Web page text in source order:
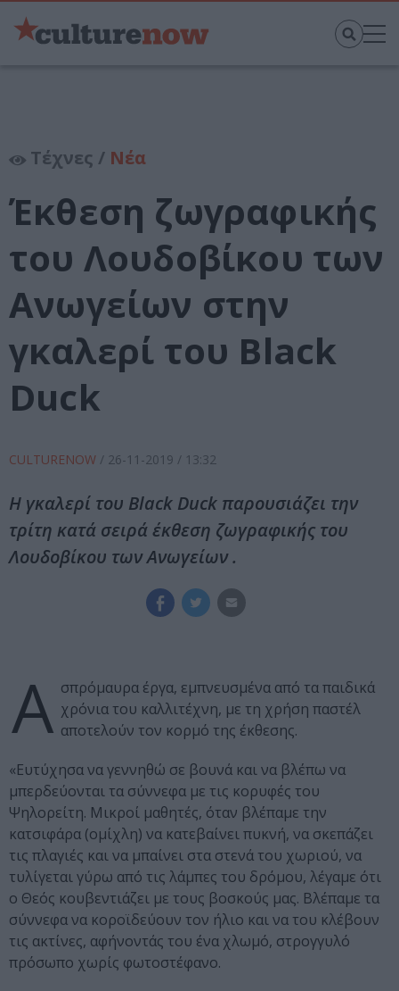
Τέχνες / Νέα
Έκθεση ζωγραφικής
του Λουδοβίκου των
Ανωγείων στην
γκαλερί του Black
Duck
CULTURENOW / 26-11-2019 / 13:32
Η γκαλερί του Black Duck παρουσιάζει την
τρίτη κατά σειρά έκθεση ζωγραφικής του
Λουδοβίκου των Ανωγείων .
Α σπρόμαυρα έργα, εμπνευσμένα από τα παιδικά
χρόνια του καλλιτέχνη, με τη χρήση παστέλ
αποτελούν τον κορμό της έκθεσης.
«Ευτύχησα να γεννηθώ σε βουνά και να βλέπω να
μπερδεύονται τα σύννεφα με τις κορυφές του
Ψηλορείτη. Μικροί μαθητές, όταν βλέπαμε την
κατσιφάρα (ομίχλη) να κατεβαίνει πυκνή, να σκεπάζει
τις πλαγιές και να μπαίνει στα στενά του χωριού, να
τυλίγεται γύρω από τις λάμπες του δρόμου, λέγαμε ότι
ο Θεός κουβεντιάζει με τους βοσκούς μας. Βλέπαμε τα
σύννεφα να κοροϊδεύουν τον ήλιο και να του κλέβουν
τις ακτίνες, αφήνοντάς του ένα χλωμό, στρογγυλό
πρόσωπο χωρίς φωτοστέφανο.